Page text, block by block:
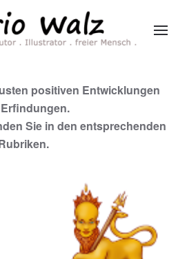
positiven Entwicklungen
Sie in den entsprechenden